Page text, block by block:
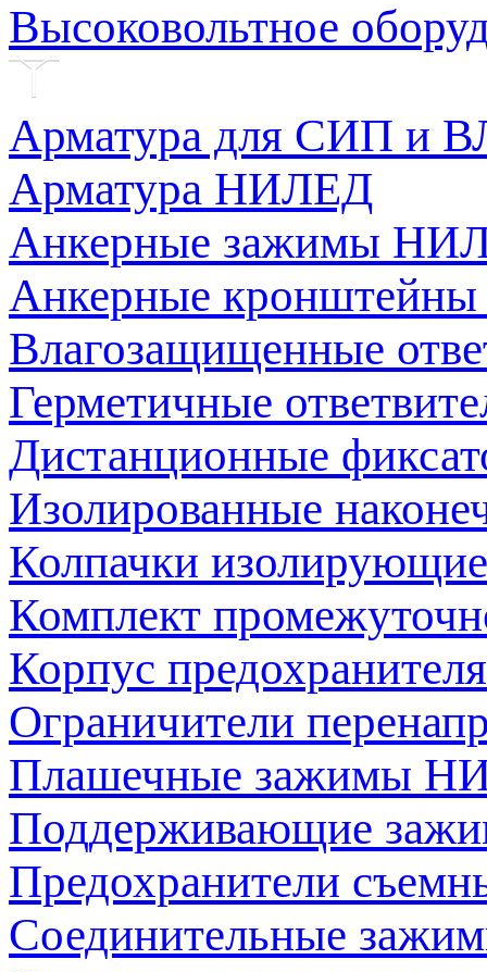
Высоковольтное
Арматура для СИП и
Арматура НИЛЕД
Анкерные зажимы
Анкерные
Влагозащищенные
Герметичные
Дистанционные
Изолированные
Колпачки
Комплект
Корпус
Ограничители
Плашечные зажимы
Поддерживающие
Предохранители
Соединительные